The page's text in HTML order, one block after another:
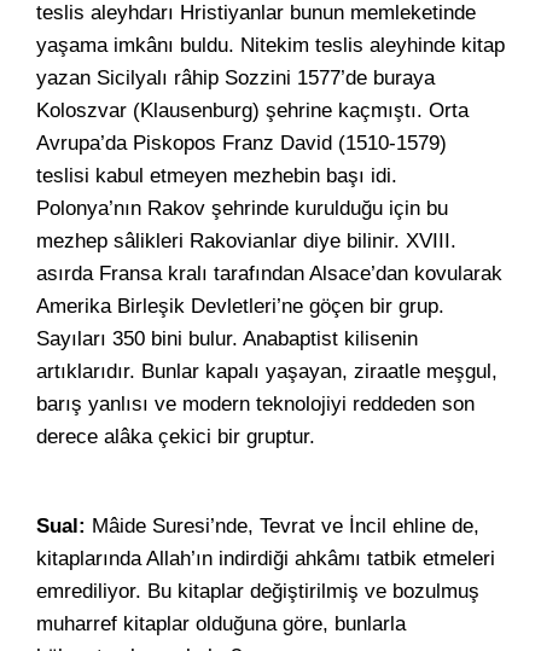
teslis aleyhdarı Hristiyanlar bunun memleketinde
yaşama imkânı buldu. Nitekim teslis aleyhinde kitap
yazan Sicilyalı râhip Sozzini 1577’de buraya
Koloszvar (Klausenburg) şehrine kaçmıştı. Orta
Avrupa’da Piskopos Franz David (1510-1579)
teslisi kabul etmeyen mezhebin başı idi.
Polonya’nın Rakov şehrinde kurulduğu için bu
mezhep sâlikleri Rakovianlar diye bilinir. XVIII.
asırda Fransa kralı tarafından Alsace’dan kovularak
Amerika Birleşik Devletleri’ne göçen bir grup.
Sayıları 350 bini bulur. Anabaptist kilisenin
artıklarıdır. Bunlar kapalı yaşayan, ziraatle meşgul,
barış yanlısı ve modern teknolojiyi reddeden son
derece alâka çekici bir gruptur.
Sual: Mâide Suresi’nde, Tevrat ve İncil ehline de,
kitaplarında Allah’ın indirdiği ahkâmı tatbik etmeleri
emrediliyor. Bu kitaplar değiştirilmiş ve bozulmuş
muharref kitaplar olduğuna göre, bunlarla